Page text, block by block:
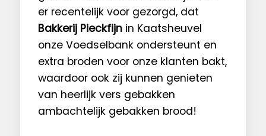
er recentelijk voor gezorgd, dat
Bakkerij Pieckfijn in Kaatsheuvel
onze Voedselbank ondersteunt en
extra broden voor onze klanten bakt,
waardoor ook zij kunnen genieten
van heerlijk vers gebakken
ambachtelijk gebakken brood!